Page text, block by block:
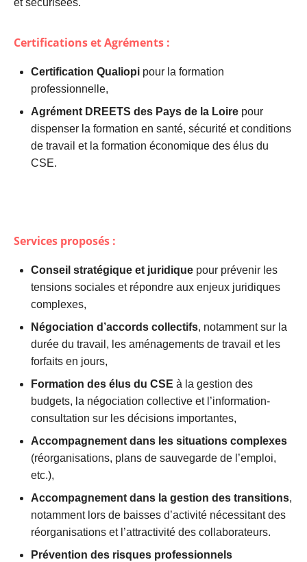
et sécurisées.
Certifications et Agréments :
Certification Qualiopi pour la formation
professionnelle,
Agrément DREETS des Pays de la Loire pour
dispenser la formation en santé, sécurité et conditions
de travail et la formation économique des élus du
CSE.
Services proposés :
Conseil stratégique et juridique pour prévenir les
tensions sociales et répondre aux enjeux juridiques
complexes,
Négociation d’accords collectifs, notamment sur la
durée du travail, les aménagements de travail et les
forfaits en jours,
Formation des élus du CSE à la gestion des
budgets, la négociation collective et l’information-
consultation sur les décisions importantes,
Accompagnement dans les situations complexes
(réorganisations, plans de sauvegarde de l’emploi,
etc.),
Accompagnement dans la gestion des transitions,
notamment lors de baisses d’activité nécessitant des
réorganisations et l’attractivité des collaborateurs.
Prévention des risques professionnels